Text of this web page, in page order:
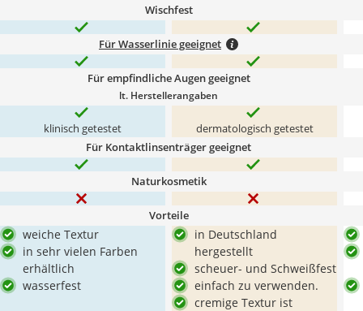
Wischfest
Für Wasserlinie geeignet
Für empfindliche Augen geeignet
lt. Herstellerangaben
klinisch getestet dermatologisch getestet
Für Kontaktlinsenträger geeignet
Naturkosmetik
Vorteile
weiche Textur
in sehr vielen Farben
erhältlich
wasserfest
in Deutschland
hergestellt
scheuer- und Schweißfest
einfach zu verwenden.
cremige Textur ist